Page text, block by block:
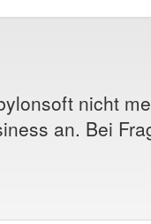
nicht
an. Bei